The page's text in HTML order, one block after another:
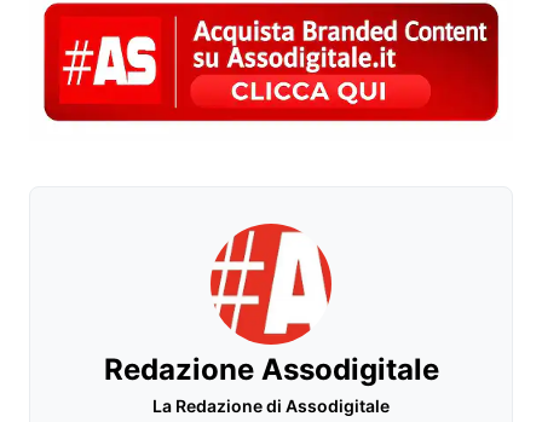
Redazione Assodigitale
La Redazione di Assodigitale